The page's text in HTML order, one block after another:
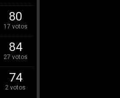
80
17 votos
84
27 votos
74
2 votos